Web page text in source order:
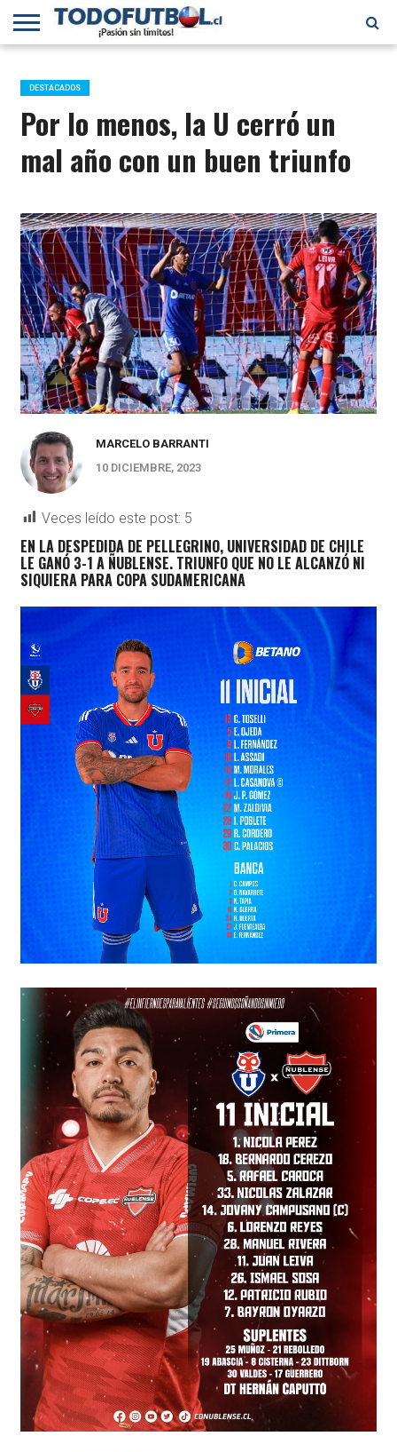
PRIMERA
B
SELECCIÓN
CHILENA
CHILENOS
EN EL
MUNDO
FÚTBOL
INTERNACIONAL
DESTACADOS
Por lo menos, la U cerró un
mal año con un buen triunfo
MARCELO BARRANTI
10 DICIEMBRE, 2023
Veces leído este post: 5
EN LA DESPEDIDA DE PELLEGRINO, UNIVERSIDAD DE CHILE
LE GANÓ 3-1 A ÑUBLENSE. TRIUNFO QUE NO LE ALCANZÓ NI
SIQUIERA PARA COPA SUDAMERICANA